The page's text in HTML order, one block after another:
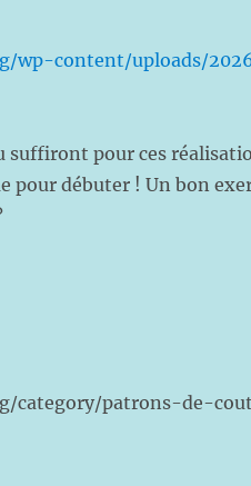
wp-content/uploads/
suffiront pour ces
pour débuter ! Un bon
category/patrons-de-